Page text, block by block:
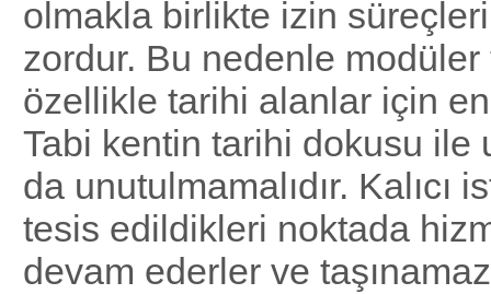
olmakla birlikte izin
zordur. Bu nedenle
özellikle tarihi alanlar için
Tabi kentin tarihi dokusu ile
da unutulmamalıdır. Kalıcı
tesis edildikleri noktada
devam ederler ve